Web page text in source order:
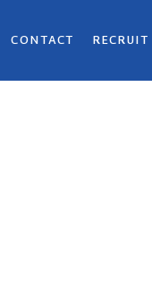
CONTACT RECRUIT